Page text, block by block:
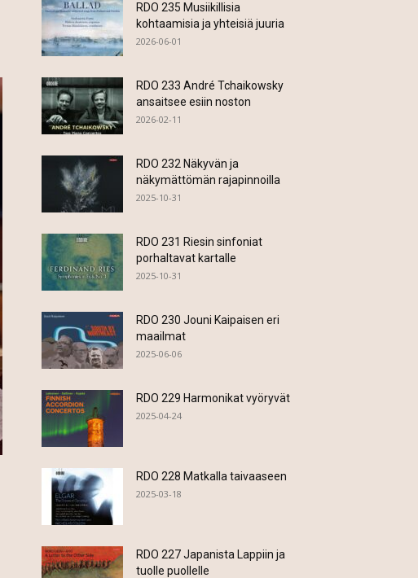
RDO 235 Musiikillisia
kohtaamisia ja yhteisiä juuria
2026-06-01
RDO 233 André Tchaikowsky
ansaitsee esiin noston
2026-02-11
RDO 232 Näkyvän ja
näkymättömän rajapinnoilla
2025-10-31
RDO 231 Riesin sinfoniat
porhaltavat kartalle
2025-10-31
RDO 230 Jouni Kaipaisen eri
maailmat
2025-06-06
RDO 229 Harmonikat vyöryvät
2025-04-24
RDO 228 Matkalla taivaaseen
2025-03-18
RDO 227 Japanista Lappiin ja
tuolle puollelle